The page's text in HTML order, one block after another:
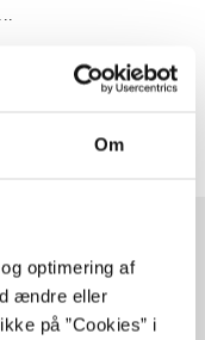
Om
optimering af
ændre eller
på ”Cookies” i